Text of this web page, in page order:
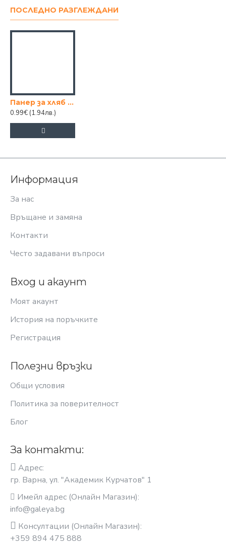
ПОСЛЕДНО РАЗГЛЕЖДАНИ
Панер за хляб елипса
0.99€ (1.94лв.)
Информация
За нас
Връщане и замяна
Контакти
Често задавани въпроси
Вход и акаунт
Моят акаунт
История на поръчките
Регистрация
Полезни връзки
Общи условия
Политика за поверителност
Блог
За контакти:
Адрес:
гр. Варна, ул. "Академик Курчатов" 1
Имейл адрес (Онлайн Магазин):
info@galeya.bg
Консултации (Онлайн Магазин):
+359 894 475 888